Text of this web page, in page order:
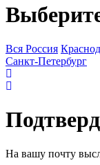
Вся Россия
Санкт-Петербург
На вашу почту